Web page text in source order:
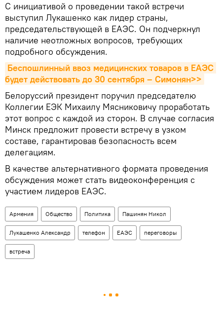
С инициативой о проведении такой встречи
выступил Лукашенко как лидер страны,
председательствующей в ЕАЭС. Он подчеркнул
наличие неотложных вопросов, требующих
подробного обсуждения.
Беспошлинный ввоз медицинских товаров в ЕАЭС
будет действовать до 30 сентября – Симонян>>
Белоруссий президент поручил председателю
Коллегии ЕЭК Михаилу Мясниковичу проработать
этот вопрос с каждой из сторон. В случае согласия
Минск предложит провести встречу в узком
составе, гарантировав безопасность всем
делегациям.
В качестве альтернативного формата проведения
обсуждения может стать видеоконференция с
участием лидеров ЕАЭС.
Армения Общество Политика Пашинян Никол
Лукашенко Александр телефон ЕАЭС переговоры
встреча